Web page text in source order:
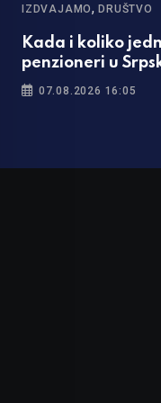
IZDVAJAMO,DRUŠTVO
Kada i koliko
penzioneri u
07.08.2026 16:05